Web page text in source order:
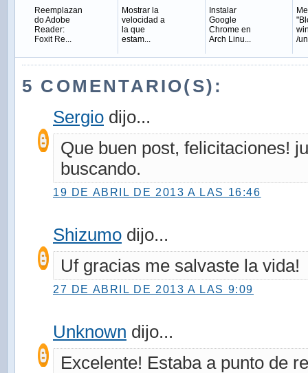
Reemplazan
do Adobe
Reader:
Foxit Re...
Mostrar la
velocidad a
la que
estam...
Instalar
Google
Chrome en
Arch Linu...
/
5 COMENTARIO(S):
Sergio dijo...
Que buen post, felicitaciones!
buscando.
19 DE ABRIL DE 2013 A LAS 16:46
Shizumo dijo...
Uf gracias me salvaste la vida!
27 DE ABRIL DE 2013 A LAS 9:09
Unknown dijo...
Excelente! Estaba a punto de